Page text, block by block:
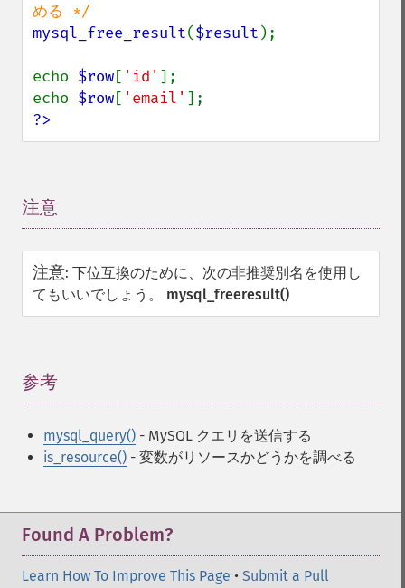
mysql_free_result($result );
echo $row[ 'id' ];
echo $row[ 'email'
?>
注意
注意: 下位互換のために、次の非推奨別名を使用し
てもいいでしょう。 mysql_freeresult()
参考
mysql_query() - MySQL クエリを送信する
is_resource() - 変数がリソースかどうかを調べる
Found A Problem?
Learn How To Improve This Page • Submit a Pull